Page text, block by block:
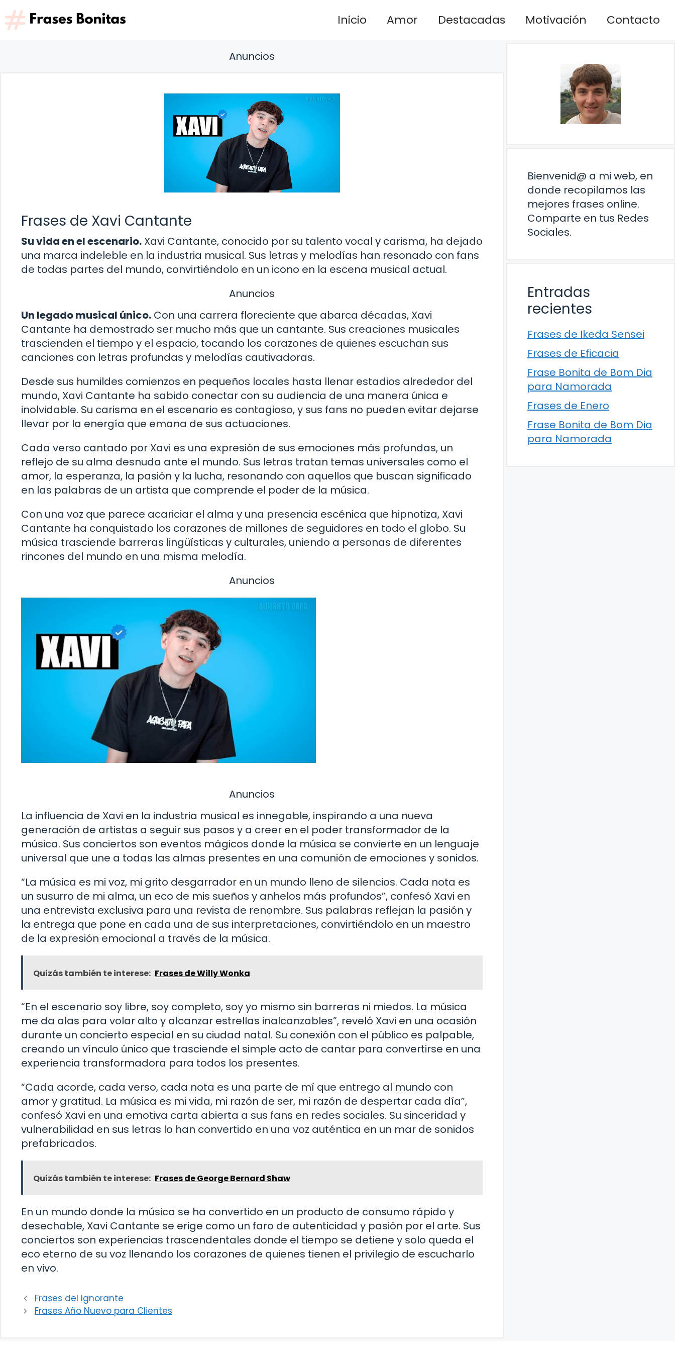
Saltar
al
contenido
Inicio Amor Destacadas Motivación Contacto
Anuncios
Frases de Xavi Cantante
Su vida en el escenario. Xavi Cantante, conocido por su talento vocal y carisma, ha dejado
una marca indeleble en la industria musical. Sus letras y melodías han resonado con fans
de todas partes del mundo, convirtiéndolo en un icono en la escena musical actual.
Anuncios
Un legado musical único. Con una carrera floreciente que abarca décadas, Xavi
Cantante ha demostrado ser mucho más que un cantante. Sus creaciones musicales
trascienden el tiempo y el espacio, tocando los corazones de quienes escuchan sus
canciones con letras profundas y melodías cautivadoras.
Desde sus humildes comienzos en pequeños locales hasta llenar estadios alrededor del
mundo, Xavi Cantante ha sabido conectar con su audiencia de una manera única e
inolvidable. Su carisma en el escenario es contagioso, y sus fans no pueden evitar dejarse
llevar por la energía que emana de sus actuaciones.
Cada verso cantado por Xavi es una expresión de sus emociones más profundas, un
reflejo de su alma desnuda ante el mundo. Sus letras tratan temas universales como el
amor, la esperanza, la pasión y la lucha, resonando con aquellos que buscan significado
en las palabras de un artista que comprende el poder de la música.
Con una voz que parece acariciar el alma y una presencia escénica que hipnotiza, Xavi
Cantante ha conquistado los corazones de millones de seguidores en todo el globo. Su
música trasciende barreras lingüísticas y culturales, uniendo a personas de diferentes
rincones del mundo en una misma melodía.
Anuncios
Anuncios
La influencia de Xavi en la industria musical es innegable, inspirando a una nueva
generación de artistas a seguir sus pasos y a creer en el poder transformador de la
música. Sus conciertos son eventos mágicos donde la música se convierte en un lenguaje
universal que une a todas las almas presentes en una comunión de emociones y sonidos.
“La música es mi voz, mi grito desgarrador en un mundo lleno de silencios. Cada nota es
un susurro de mi alma, un eco de mis sueños y anhelos más profundos”, confesó Xavi en
una entrevista exclusiva para una revista de renombre. Sus palabras reflejan la pasión y
la entrega que pone en cada una de sus interpretaciones, convirtiéndolo en un maestro
de la expresión emocional a través de la música.
Quizás también te interese: Frases de Willy Wonka
“En el escenario soy libre, soy completo, soy yo mismo sin barreras ni miedos. La música
me da alas para volar alto y alcanzar estrellas inalcanzables”, reveló Xavi en una ocasión
durante un concierto especial en su ciudad natal. Su conexión con el público es palpable,
creando un vínculo único que trasciende el simple acto de cantar para convertirse en una
experiencia transformadora para todos los presentes.
“Cada acorde, cada verso, cada nota es una parte de mí que entrego al mundo con
amor y gratitud. La música es mi vida, mi razón de ser, mi razón de despertar cada día”,
confesó Xavi en una emotiva carta abierta a sus fans en redes sociales. Su sinceridad y
vulnerabilidad en sus letras lo han convertido en una voz auténtica en un mar de sonidos
prefabricados.
Quizás también te interese: Frases de George Bernard Shaw
En un mundo donde la música se ha convertido en un producto de consumo rápido y
desechable, Xavi Cantante se erige como un faro de autenticidad y pasión por el arte. Sus
conciertos son experiencias trascendentales donde el tiempo se detiene y solo queda el
eco eterno de su voz llenando los corazones de quienes tienen el privilegio de escucharlo
en vivo.
Frases del Ignorante
Frases Año Nuevo para Clientes
Bienvenid@ a mi web, en
donde recopilamos las
mejores frases online.
Comparte en tus Redes
Sociales.
Entradas
recientes
Frases de Ikeda Sensei
Frases de Eficacia
Frase Bonita de Bom Dia
para Namorada
Frases de Enero
Frase Bonita de Bom Dia
para Namorada